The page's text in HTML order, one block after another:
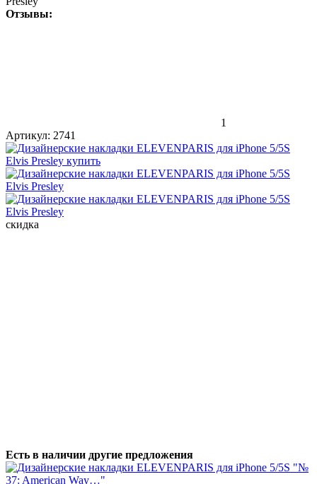
Отзывы:
1
Артикул: 2741
скидка
Есть в наличии другие предложения